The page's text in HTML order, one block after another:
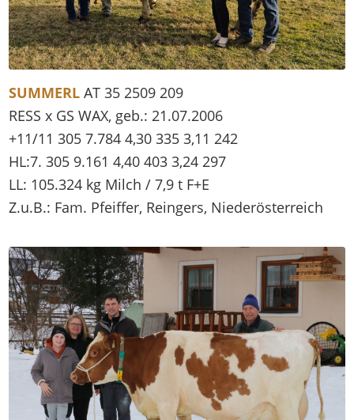
SUMMERL AT 35 2509 209
RESS x GS WAX, geb.: 21.07.2006
+11/11 305 7.784 4,30 335 3,11 242
HL:7. 305 9.161 4,40 403 3,24 297
LL: 105.324 kg Milch / 7,9 t F+E
Z.u.B.: Fam. Pfeiffer, Reingers, Niederösterreich